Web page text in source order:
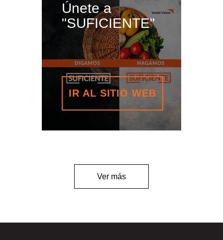
Únete a
"SUFICIENTE"
IR AL SITIO WEB
Ver más